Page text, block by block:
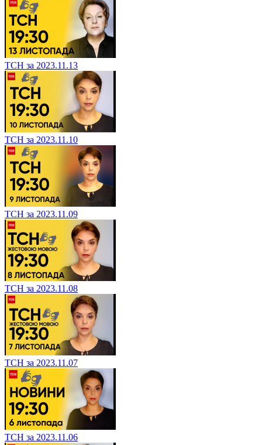
ТСН за 2023.11.13
ТСН за 2023.11.10
ТСН за 2023.11.09
ТСН за 2023.11.08
ТСН за 2023.11.07
ТСН за 2023.11.06